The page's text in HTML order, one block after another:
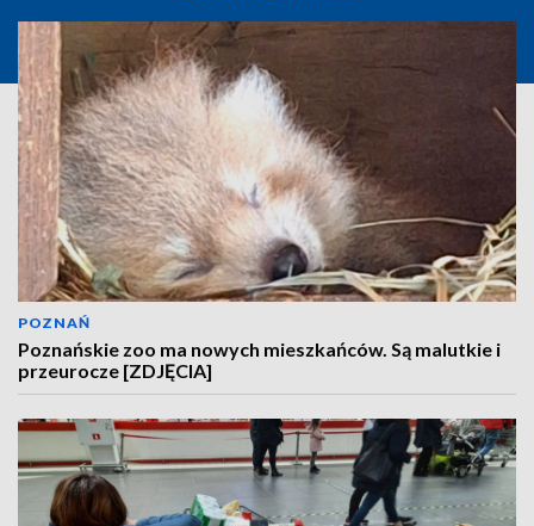
POZNAŃ
Poznańskie zoo ma nowych mieszkańców. Są malutkie i
przeurocze [ZDJĘCIA]